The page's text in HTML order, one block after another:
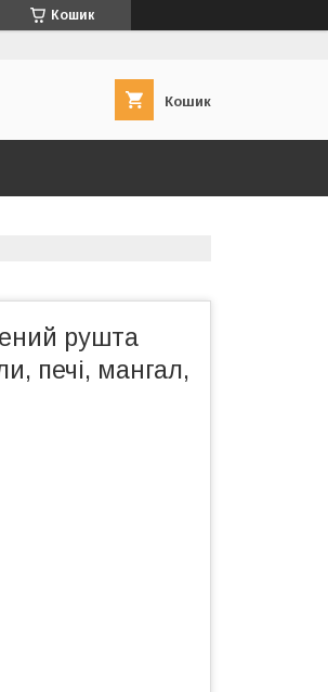
Кошик
Кошик
рушта
печі, мангал,